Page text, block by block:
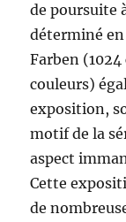
de poursuite
déterminé en
Farben
couleurs)
exposition,
motif de la
aspect
Cette
de